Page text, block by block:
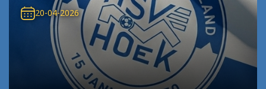
20-04-2026